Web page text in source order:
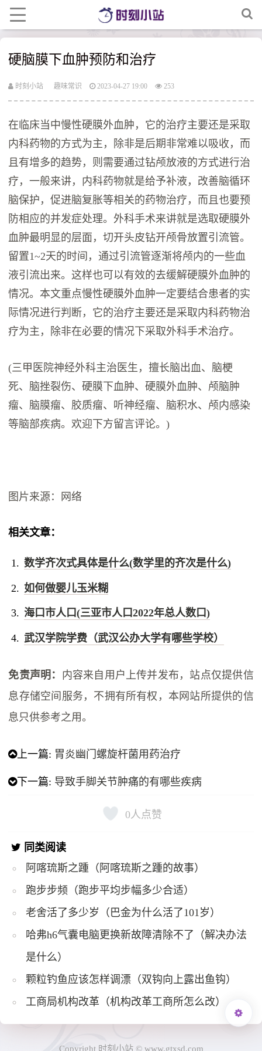
硬脑膜下血肿预防和治疗
时刻小站 趣味常识 2023-04-27 19:00 253
在临床当中慢性硬膜外血肿，它的治疗主要还是采取
内科药物的方式为主，除非是后期非常难以吸收，而
且有增多的趋势，则需要通过钻颅放液的方式进行治
疗，一般来讲，内科药物就是给予补液，改善脑循环
脑保护，促进脑复胀等相关的药物治疗，而且也要预
防相应的并发症处理。外科手术来讲就是选取硬膜外
血肿最明显的层面，切开头皮钻开颅骨放置引流管。
留置1~2天的时间，通过引流管逐渐将颅内的一些血
液引流出来。这样也可以有效的去缓解硬膜外血肿的
情况。本文重点慢性硬膜外血肿一定要结合患者的实
际情况进行判断，它的治疗主要还是采取内科药物治
疗为主，除非在必要的情况下采取外科手术治疗。
(三甲医院神经外科主治医生，擅长脑出血、脑梗
死、脑挫裂伤、硬膜下血肿、硬膜外血肿、颅脑肿
瘤、脑膜瘤、胶质瘤、听神经瘤、脑积水、颅内感染
等脑部疾病。欢迎下方留言评论。)
图片来源：网络
相关文章：
数学齐次式具体是什么(数学里的齐次是什么)
如何做婴儿玉米糊
海口市人口(三亚市人口2022年总人数口)
武汉学院学费（武汉公办大学有哪些学校）
免责声明： 内容来自用户上传并发布，站点仅提供信
息存储空间服务，不拥有所有权，本网站所提供的信
息只供参考之用。
上一篇: 胃炎幽门螺旋杆菌用药治疗
下一篇: ​导致手脚关节肿痛的有哪些疾病
0人点赞
同类阅读
阿喀琉斯之踵（阿喀琉斯之踵的故事）
跑步步频（跑步平均步幅多少合适）
老舍活了多少岁（巴金为什么活了101岁）
哈弗h6气囊电脑更换新故障清除不了（解决办法
是什么）
颗粒钓鱼应该怎样调漂（双钩向上露出鱼钩）
工商局机构改革（机构改革工商所怎么改）
Copyright 时刻小站 © www.gtxsd.com